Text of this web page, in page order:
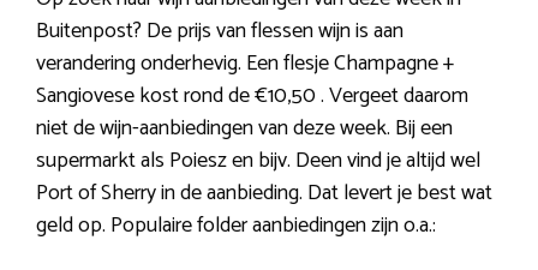
Buitenpost? De prijs van flessen wijn is aan
verandering onderhevig. Een flesje Champagne +
Sangiovese kost rond de €10,50 . Vergeet daarom
niet de wijn-aanbiedingen van deze week. Bij een
supermarkt als Poiesz en bijv. Deen vind je altijd wel
Port of Sherry in de aanbieding. Dat levert je best wat
geld op. Populaire folder aanbiedingen zijn o.a.: